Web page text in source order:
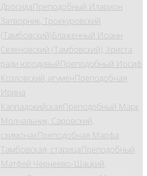
ДросидаПреподобный Иларион
Затворник, Троекуровский
(Тамбовский)Блаженный Иоанн
Сезеновский (Тамбовский), Христа
ради юродивыйПреподобный Иосиф
Козловский, игуменПреподобная
Ирина
КаппадокийскаяПреподобный Марк
Молчальник, Саровский,
схимонахПреподобная Марфа
Тамбовская, старицаПреподобный
Матфей Чернеево-Шацкий,